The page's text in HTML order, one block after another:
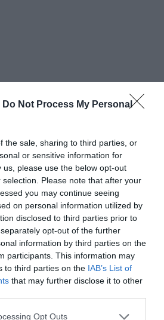
Do Not Process My Personal
the sale, sharing to third parties, or
or sensitive information for
please use the below opt-out
Please note that after your
you may continue seeing
on personal information utilized by
disclosed to third parties prior to
opt-out of the further
information by third parties on the
participants. This information may
to third parties on the IAB’s List of
that may further disclose it to other
Opt Outs